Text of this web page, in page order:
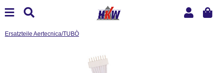
Ersatzteile Aertecnica/TUBÒ